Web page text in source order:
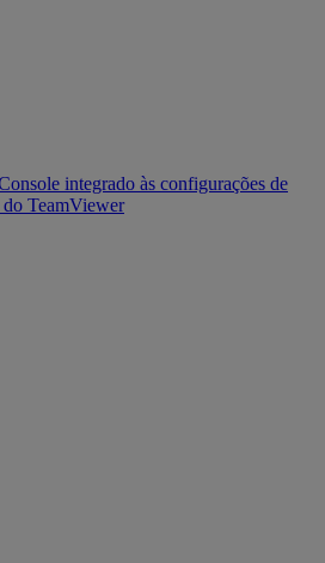
integrado às configurações de
TeamViewer